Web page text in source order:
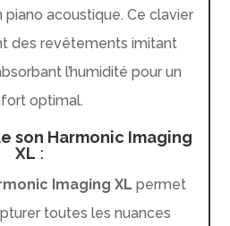
piano acoustique. Ce clavier
des revêtements imitant
l’humidité pour un
optimal.
son Harmonic Imaging
XL :
Imaging XL permet
toutes les nuances